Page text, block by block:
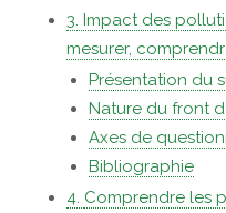
3. Impact des
mesurer,
Présentation du
Nature du front
Axes de
Bibliographie
4. Comprendre les